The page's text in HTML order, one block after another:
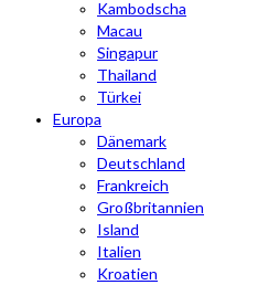
Kambodscha
Macau
Singapur
Thailand
Türkei
Europa
Dänemark
Deutschland
Frankreich
Großbritannien
Island
Italien
Kroatien